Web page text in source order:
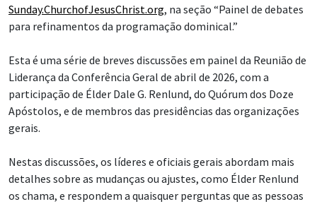
Sunday.ChurchofJesusChrist.org, na seção “Painel de debates
para refinamentos da programação dominical.”
Esta é uma série de breves discussões em painel da Reunião de
Liderança da Conferência Geral de abril de 2026, com a
participação de Élder Dale G. Renlund, do Quórum dos Doze
Apóstolos, e de membros das presidências das organizações
gerais.
Nestas discussões, os líderes e oficiais gerais abordam mais
detalhes sobre as mudanças ou ajustes, como Élder Renlund
os chama, e respondem a quaisquer perguntas que as pessoas